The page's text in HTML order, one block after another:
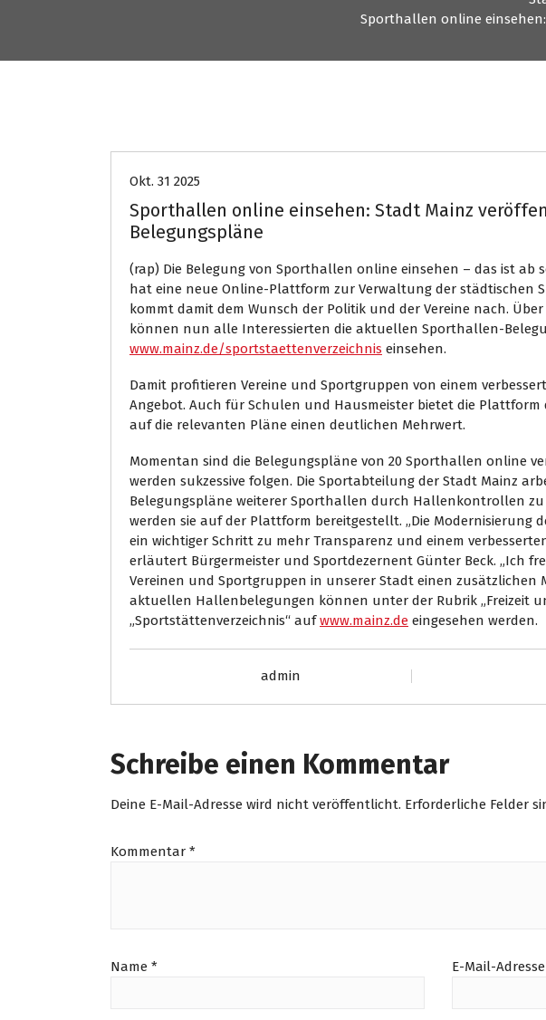
Sporthallen online
Okt. 31 2025
Sporthallen online einsehen: Stadt Mainz
Belegungspläne
(rap) Die Belegung von Sporthallen online einsehen – das ist ab
hat eine neue Online-Plattform zur Verwaltung der städtischen
kommt damit dem Wunsch der Politik und der Vereine nach. Über
können nun alle Interessierten die aktuellen Sporthallen-
www.mainz.de/sportstaettenverzeichnis einsehen.
Damit profitieren Vereine und Sportgruppen von einem
Angebot. Auch für Schulen und Hausmeister bietet die Plattform
auf die relevanten Pläne einen deutlichen Mehrwert.
Momentan sind die Belegungspläne von 20 Sporthallen online
werden sukzessive folgen. Die Sportabteilung der Stadt Mainz
Belegungspläne weiterer Sporthallen durch Hallenkontrollen
werden sie auf der Plattform bereitgestellt. „Die Modernisierung
ein wichtiger Schritt zu mehr Transparenz und einem
erläutert Bürgermeister und Sportdezernent Günter Beck. „Ich
Vereinen und Sportgruppen in unserer Stadt einen zusätzlichen
aktuellen Hallenbelegungen können unter der Rubrik „Freizeit
„Sportstättenverzeichnis“ aufwww.mainz.de eingesehen werden.
admin
Schreibe einen Kommentar
Deine E-Mail-Adresse wird nicht veröffentlicht. Erforderliche Felder
Kommentar *
Name * E-Mail-Adresse